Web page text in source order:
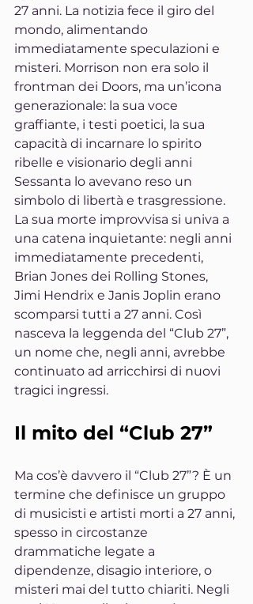
27 anni. La notizia fece il giro del
mondo, alimentando
immediatamente speculazioni e
misteri. Morrison non era solo il
frontman dei Doors, ma un’icona
generazionale: la sua voce
graffiante, i testi poetici, la sua
capacità di incarnare lo spirito
ribelle e visionario degli anni
Sessanta lo avevano reso un
simbolo di libertà e trasgressione.
La sua morte improvvisa si univa a
una catena inquietante: negli anni
immediatamente precedenti,
Brian Jones dei Rolling Stones,
Jimi Hendrix e Janis Joplin erano
scomparsi tutti a 27 anni. Così
nasceva la leggenda del “Club 27”,
un nome che, negli anni, avrebbe
continuato ad arricchirsi di nuovi
tragici ingressi.
Il mito del “Club 27”
Ma cos’è davvero il “Club 27”? È un
termine che definisce un gruppo
di musicisti e artisti morti a 27 anni,
spesso in circostanze
drammatiche legate a
dipendenze, disagio interiore, o
misteri mai del tutto chiariti. Negli